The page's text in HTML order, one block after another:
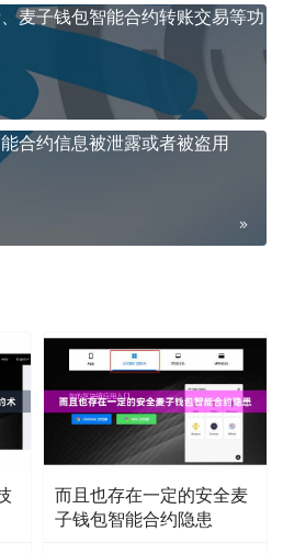
麦子钱包智能合约转账交易等功
合约信息被泄露或者被盗用
而且也存在一定的安全麦
子钱包智能合约隐患